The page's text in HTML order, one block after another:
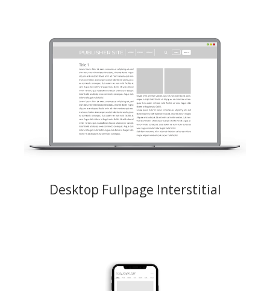
Großes Ganzseitenformat auf dem horizontalen Interstitial, das den
gesamten Bildschirm des Geräts ausfüllt und während der
Benutzernavigation einer Website angezeigt wird. Google-konform mit
der Option "Anzeige schließen" oben rechts.
Creative: 1600 x 900 JPG, PNG, GIF (maximales Gewicht 300 KB),
Video-MP4 (maximales Gewicht 1,5 MB) oder Iframe (reaktionsfähige
LP, optimiert auf 1600 x 900)
Preismodell: CPM, CPC
Desktop Fullpage Interstitial
Responsives Fullpage-Großformat auf dem vertikalen Interstitial, das
den gesamten Bildschirm des Geräts ausfüllt und während der
Benutzernavigation einer Website angezeigt wird. Google-konform mit